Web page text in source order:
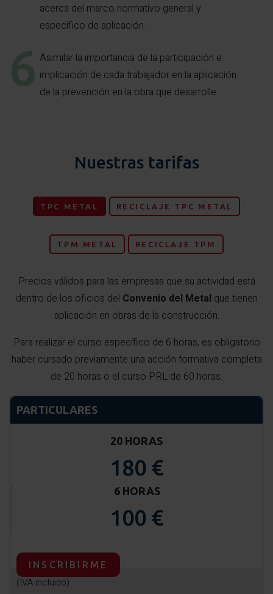
acerca del marco normativo general y
específico de aplicación.
Asimilar la importancia de la participación e
implicación de cada trabajador en la aplicación
de la prevención en la obra que desarrolle.
Nuestras tarifas
TPC METAL RECICLAJE TPC METAL
TPM METAL RECICLAJE TPM
Precios válidos para las empresas que su actividad está
dentro de los oficios del Convenio del Metal que tienen
aplicación en obras de la construcción.
Para realizar el curso específico de 6 horas, es obligatorio
haber cursado previamente una acción formativa completa
de 20 horas o el curso PRL de 60 horas.
PARTICULARES
20 HORAS
180 €
6 HORAS
100 €
INSCRIBIRME
(IVA incluido)